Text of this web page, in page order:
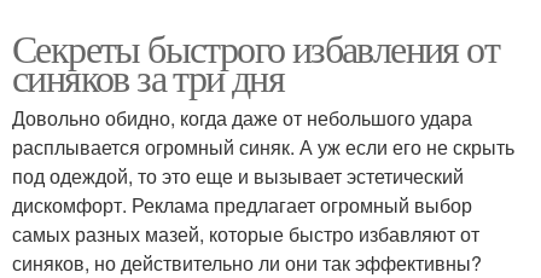
Секреты быстрого избавления от
синяков за три дня
Довольно обидно, когда даже от небольшого удара
расплывается огромный синяк. А уж если его не скрыть
под одеждой, то это еще и вызывает эстетический
дискомфорт. Реклама предлагает огромный выбор
самых разных мазей, которые быстро избавляют от
синяков, но действительно ли они так эффективны?